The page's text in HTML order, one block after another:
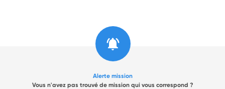
Alerte mission
Vous n'avez pas trouvé de mission qui vous correspond ?